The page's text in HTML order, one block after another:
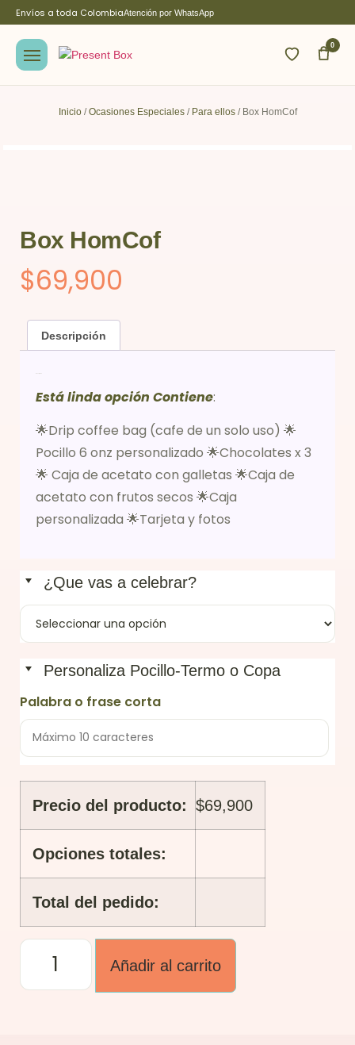
Envíos a toda ColombiaAtención por WhatsApp
0
Inicio/Ocasiones Especiales/ Para ellos/ Box HomCof
Box HomCof
$69,900
Descripción
Está linda opción Contiene:
🌟Drip coffee bag (cafe de un solo uso) 🌟
Pocillo 6 onz personalizado 🌟Chocolates x 3
🌟 Caja de acetato con galletas 🌟Caja de
acetato con frutos secos 🌟Caja
personalizada 🌟Tarjeta y fotos
¿Que vas a celebrar?
Personaliza Pocillo-Termo o Copa
Palabra o frase corta
Precio del producto: $69,900
Opciones totales:
Total del pedido:
Añadir al carrito